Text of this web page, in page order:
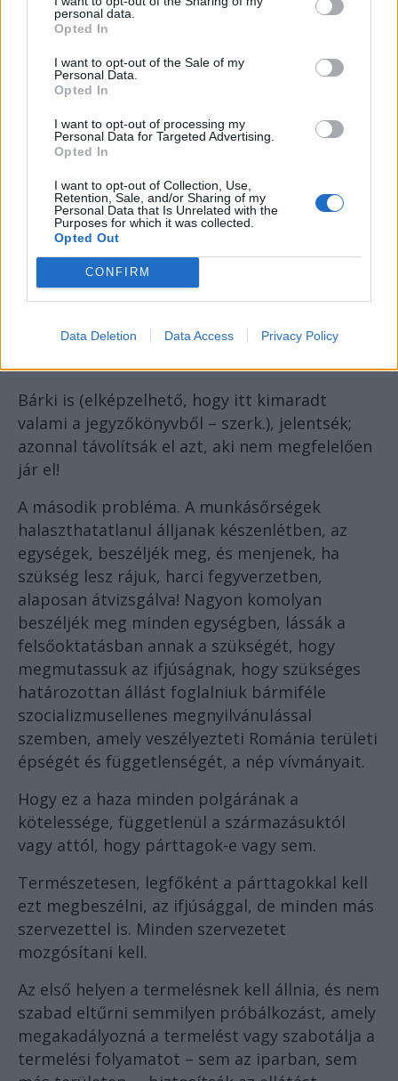
personal data.
Opted In
I want to opt-out of the Sale of my
Personal Data.
Opted In
I want to opt-out of processing my
Personal Data for Targeted Advertising.
Opted In
I want to opt-out of Collection, Use,
Retention, Sale, and/or Sharing of my
Personal Data that Is Unrelated with the
Purposes for which it was collected.
Opted Out
CONFIRM
Data Deletion Data Access Privacy Policy
Megértettük, főtitkár elvtárs!
Nicolae Ceaușescu elvt.:
A Iași megyei első titkár elvt.:
Megértettük!
Nicolae Ceaușescu elvt.:
Kérem, azonnal hívják össze az összes
parancsnokot és intézkedjenek! Ne várjanak
Bukarestből további rendelkezéseket!
Ezek azok a rendelkezések, amelyek
Bárki is (elképzelhető, hogy itt kimaradt
valami a jegyzőkönyvből – szerk.), jelentsék;
azonnal távolítsák el azt, aki nem megfelelően
jár el!
A második probléma. A munkásőrségek
halaszthatatlanul álljanak készenlétben, az
egységek, beszéljék meg, és menjenek, ha
szükség lesz rájuk, harci fegyverzetben,
alaposan átvizsgálva! Nagyon komolyan
beszéljék meg minden egységben, lássák a
felsőoktatásban annak a szükségét, hogy
megmutassuk az ifjúságnak, hogy szükséges
határozottan állást foglalniuk bármiféle
szocializmusellenes megnyilvánulással
szemben, amely veszélyezteti Románia területi
épségét és függetlenségét, a nép vívmányait.
Hogy ez a haza minden polgárának a
kötelessége, függetlenül a származásuktól
vagy attól, hogy párttagok-e vagy sem.
Természetesen, legfőként a párttagokkal kell
ezt megbeszélni, az ifjúsággal, de minden más
szervezettel is. Minden szervezetet
mozgósítani kell.
Az első helyen a termelésnek kell állnia, és nem
szabad eltűrni semmilyen próbálkozást, amely
megakadályozná a termelést vagy szabotálja a
termelési folyamatot – sem az iparban, sem